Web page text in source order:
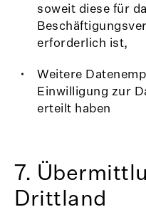
soweit diese für
erforderlich ist,
Weitere
Einwilligung zur
erteilt haben
7.
Drittland